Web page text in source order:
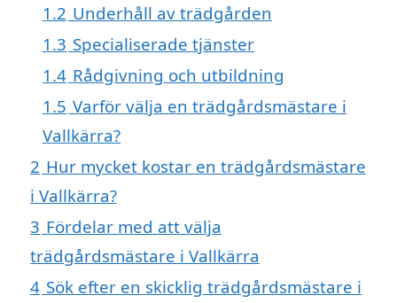
1.2 Underhåll av trädgården
1.3 Specialiserade tjänster
1.4 Rådgivning och utbildning
1.5 Varför välja en trädgårdsmästare i
Vallkärra?
2 Hur mycket kostar en trädgårdsmästare
i Vallkärra?
3 Fördelar med att välja
trädgårdsmästare i Vallkärra
4 Sök efter en skicklig trädgårdsmästare i